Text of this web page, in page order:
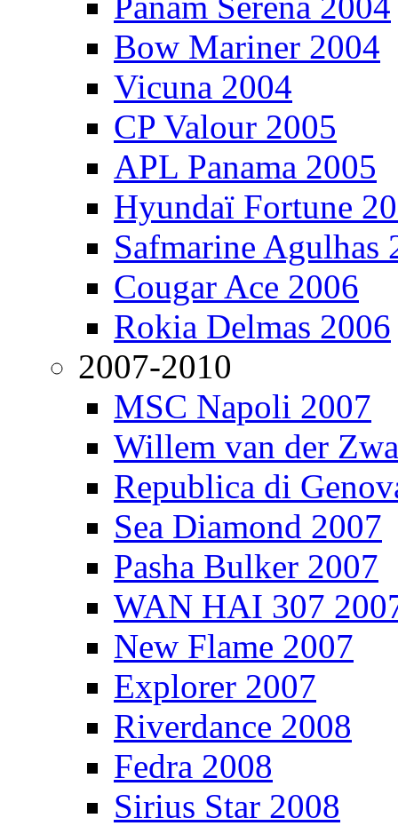
Bow Mariner 2004
Vicuna 2004
CP Valour 2005
APL Panama 2005
Hyundaï Fortune
Safmarine Agulhas
Cougar Ace 2006
Rokia Delmas 2006
2007-2010
MSC Napoli 2007
Willem van der
Republica di
Sea Diamond 2007
Pasha Bulker 2007
WAN HAI 307
New Flame 2007
Explorer 2007
Riverdance 2008
Fedra 2008
Sirius Star 2008